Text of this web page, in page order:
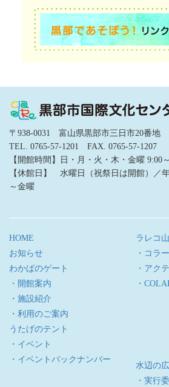
〒938-0031 富山県黒部市三日市20番地
TEL. 0765-57-1201 FAX. 0765-57-1207
【開館時間】日・月・火・木・金曜 9:00
【休館日】 水曜日（祝祭日は開館）／
～金曜
HOME
お知らせ
わかばのゲート
・開館案内
・施設紹介
・利用のご案内
うたげのテント
・イベント
・イベントバックナンバー
ラレコ
・コラ
・アク
・
水辺の
・実行